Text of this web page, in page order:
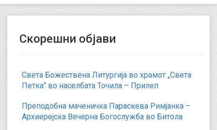
Скорешни објави
Света Божествена Литургија во храмот „Света
Петка“ во населбата Точила – Прилеп
Преподобна маченичка Параскева Римјанка –
Архиерејска Вечерна Богослужба во Битола